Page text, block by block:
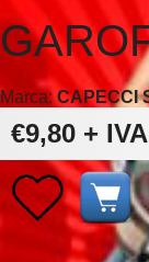
Marca:CAPECCI
€9,80 + IVA